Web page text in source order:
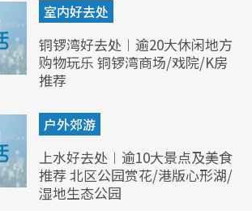
室内好去处
铜锣湾好去处︱逾20大休闲地方
购物玩乐 铜锣湾商场/戏院/K房
推荐
户外郊游
上水好去处︱逾10大景点及美食
推荐 北区公园赏花/港版心形湖/
湿地生态公园